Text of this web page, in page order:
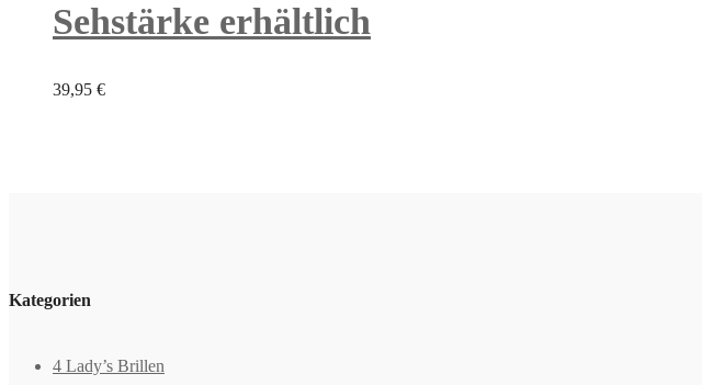
Sehstärke erhältlich
39,95 €
Kategorien
4 Lady’s Brillen